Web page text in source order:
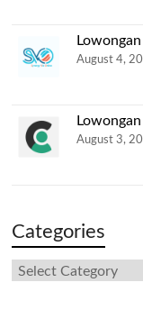
August 4,
August 3,
Categories
Categories